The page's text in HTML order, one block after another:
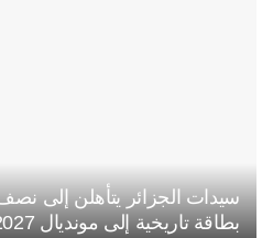
سيدات الجزائر يتأهلن إلى
بطاقة تاريخية إلى مونديال 2027